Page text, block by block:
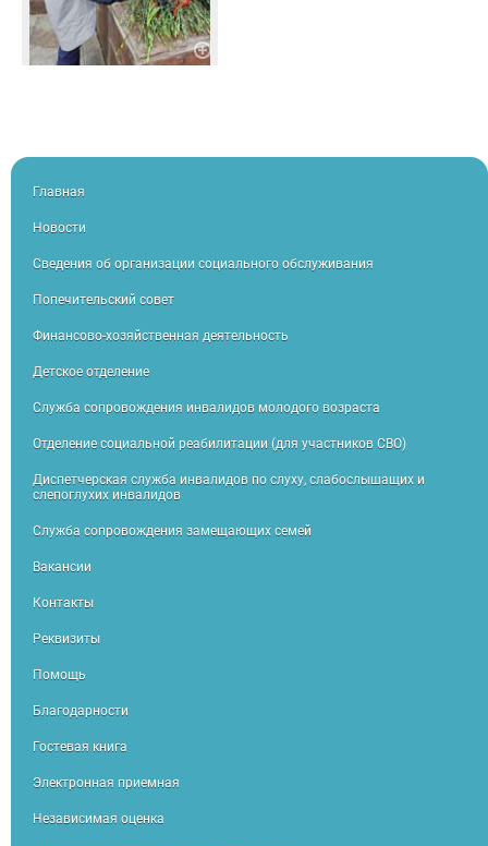
Главная
Новости
Сведения об организации социального обслуживания
Попечительский совет
Финансово-хозяйственная деятельность
Детское отделение
Служба сопровождения инвалидов молодого возраста
Отделение социальной реабилитации (для участников СВО)
Диспетчерская служба инвалидов по слуху, слабослышащих и
слепоглухих инвалидов
Служба сопровождения замещающих семей
Вакансии
Контакты
Реквизиты
Помощь
Благодарности
Гостевая книга
Электронная приемная
Независимая оценка